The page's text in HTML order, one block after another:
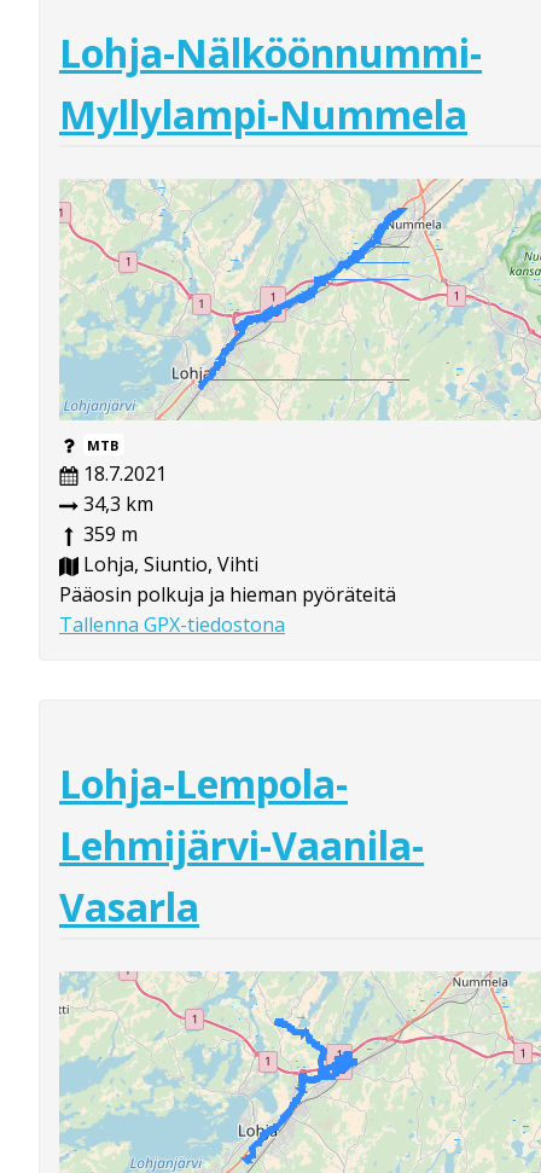
Lohja-Nälköönnummi-
Myllylampi-Nummela
MTB
18.7.2021
34,3 km
359 m
Lohja, Siuntio, Vihti
Pääosin polkuja ja hieman pyöräteitä
Tallenna GPX-tiedostona
Lohja-Lempola-
Lehmijärvi-Vaanila-
Vasarla